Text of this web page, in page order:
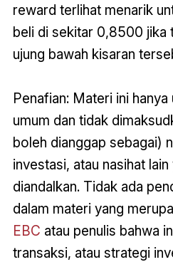
reward terlihat menarik
beli di sekitar 0,8500 jika
ujung bawah kisaran
Penafian: Materi ini
umum dan tidak
boleh dianggap sebagai)
investasi, atau nasihat
diandalkan. Tidak ada
dalam materi yang
EBC atau penulis bahwa
transaksi, atau strategi